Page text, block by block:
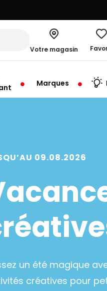
Votre magasin
à 10:00 Marques
09.08.2026
un été magique
créatives pour